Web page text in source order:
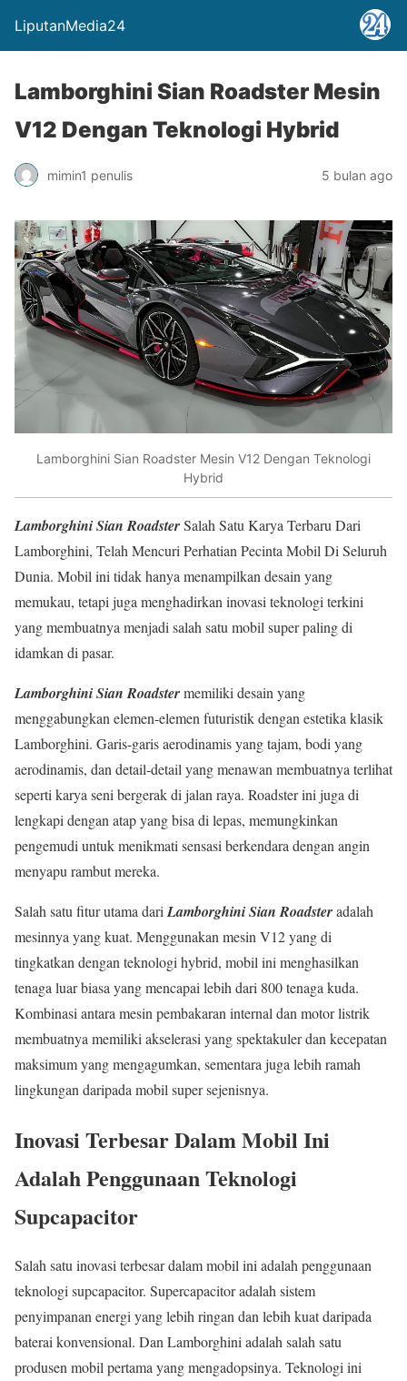
LiputanMedia24
Lamborghini Sian Roadster Mesin
V12 Dengan Teknologi Hybrid
mimin1 penulis 5 bulan ago
Lamborghini Sian Roadster Mesin V12 Dengan Teknologi
Hybrid
Lamborghini Sian RoadsterSalah Satu Karya Terbaru Dari
Lamborghini, Telah Mencuri Perhatian Pecinta Mobil Di Seluruh
Dunia. Mobil ini tidak hanya menampilkan desain yang
memukau, tetapi juga menghadirkan inovasi teknologi terkini
yang membuatnya menjadi salah satu mobil super paling di
idamkan di pasar.
Lamborghini Sian Roadstermemiliki desain yang
menggabungkan elemen-elemen futuristik dengan estetika klasik
Lamborghini. Garis-garis aerodinamis yang tajam, bodi yang
aerodinamis, dan detail-detail yang menawan membuatnya terlihat
seperti karya seni bergerak di jalan raya. Roadster ini juga di
lengkapi dengan atap yang bisa di lepas, memungkinkan
pengemudi untuk menikmati sensasi berkendara dengan angin
menyapu rambut mereka.
Salah satu fitur utama dariLamborghini Sian Roadsteradalah
mesinnya yang kuat. Menggunakan mesin V12 yang di
tingkatkan dengan teknologi hybrid, mobil ini menghasilkan
tenaga luar biasa yang mencapai lebih dari 800 tenaga kuda.
Kombinasi antara mesin pembakaran internal dan motor listrik
membuatnya memiliki akselerasi yang spektakuler dan kecepatan
maksimum yang mengagumkan, sementara juga lebih ramah
lingkungan daripada mobil super sejenisnya.
Inovasi Terbesar Dalam Mobil Ini
Adalah Penggunaan Teknologi
Supcapacitor
Salah satu inovasi terbesar dalam mobil ini adalah penggunaan
teknologi supcapacitor. Supercapacitor adalah sistem
penyimpanan energi yang lebih ringan dan lebih kuat daripada
baterai konvensional. Dan Lamborghini adalah salah satu
produsen mobil pertama yang mengadopsinya. Teknologi ini